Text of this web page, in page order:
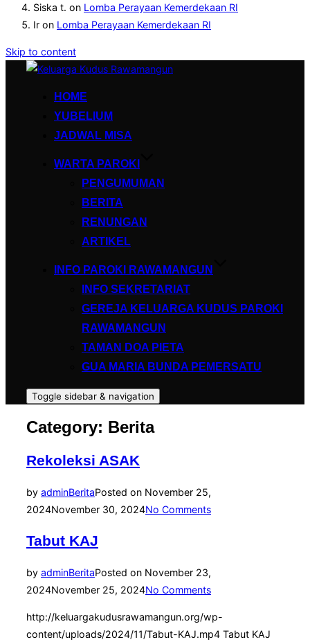
Siska t. on Lomba Perayaan Kemerdekaan RI
Ir on Lomba Perayaan Kemerdekaan RI
Skip to content
HOME
YUBELIUM
JADWAL MISA
WARTA PAROKI
PENGUMUMAN
BERITA
RENUNGAN
ARTIKEL
INFO PAROKI RAWAMANGUN
INFO SEKRETARIAT
GEREJA KELUARGA KUDUS PAROKI
RAWAMANGUN
TAMAN DOA PIETA
GUA MARIA BUNDA PEMERSATU
Toggle sidebar & navigation
Category: Berita
Rekoleksi ASAK
by adminBeritaPosted on November 25,
2024November 30, 2024No Comments
Tabut KAJ
by adminBeritaPosted on November 23,
2024November 25, 2024No Comments
http://keluargakudusrawamangun.org/wp-
content/uploads/2024/11/Tabut-KAJ.mp4 Tabut KAJ